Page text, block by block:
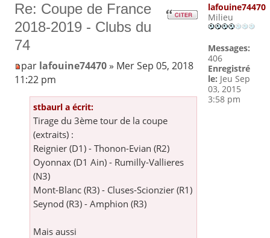
Re: Coupe de France
2018-2019 - Clubs du
74
par lafouine74470» Mer Sep 05, 2018
11:22 pm
stbaurl a écrit:
Tirage du 3ème tour de la coupe
(extraits) :
Reignier (D1) - Thonon-Evian (R2)
Oyonnax (D1 Ain) - Rumilly-Vallieres
(N3)
Mont-Blanc (R3) - Cluses-Scionzier (R1)
Seynod (R3) - Amphion (R3)
Mais aussi
lafouine74470
Milieu
Messages:
406
Enregistré
le: Jeu Sep
03, 2015
3:58 pm